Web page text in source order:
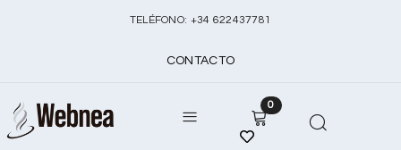
TELÉFONO: +34 622437781
CONTACTO
0